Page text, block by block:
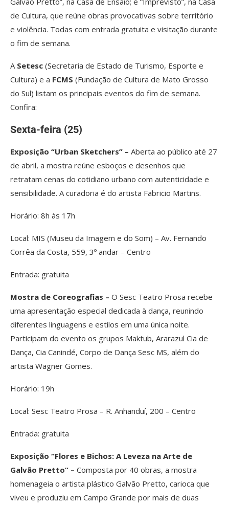
de Cultura, que reúne obras provocativas sobre território
e violência. Todas com entrada gratuita e visitação durante
o fim de semana.
A Setesc (Secretaria de Estado de Turismo, Esporte e
Cultura) e a FCMS (Fundação de Cultura de Mato Grosso
do Sul) listam os principais eventos do fim de semana.
Confira:
Sexta-feira (25)
Exposição “Urban Sketchers” – Aberta ao público até 27
de abril, a mostra reúne esboços e desenhos que
retratam cenas do cotidiano urbano com autenticidade e
sensibilidade. A curadoria é do artista Fabricio Martins.
Horário: 8h às 17h
Local: MIS (Museu da Imagem e do Som) – Av. Fernando
Corrêa da Costa, 559, 3º andar – Centro
Entrada: gratuita
Mostra de Coreografias – O Sesc Teatro Prosa recebe
uma apresentação especial dedicada à dança, reunindo
diferentes linguagens e estilos em uma única noite.
Participam do evento os grupos Maktub, Ararazul Cia de
Dança, Cia Canindé, Corpo de Dança Sesc MS, além do
artista Wagner Gomes.
Horário: 19h
Local: Sesc Teatro Prosa – R. Anhanduí, 200 – Centro
Entrada: gratuita
Exposição “Flores e Bichos: A Leveza na Arte de
Galvão Pretto” – Composta por 40 obras, a mostra
homenageia o artista plástico Galvão Pretto, carioca que
viveu e produziu em Campo Grande por mais de duas